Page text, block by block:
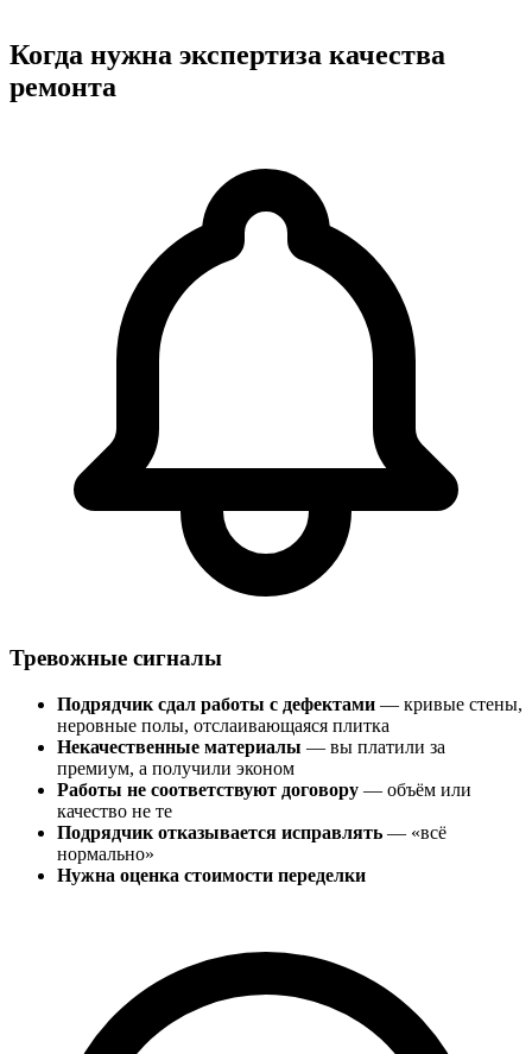
Когда нужна экспертиза качества
ремонта
Тревожные сигналы
Подрядчик сдал работы с дефектами — кривые стены,
неровные полы, отслаивающаяся плитка
Некачественные материалы — вы платили за
премиум, а получили эконом
Работы не соответствуют договору — объём или
качество не те
Подрядчик отказывается исправлять — «всё
нормально»
Нужна оценка стоимости переделки